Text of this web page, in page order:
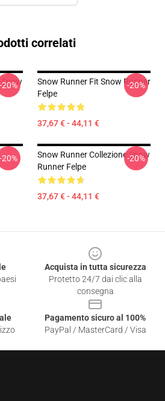
correlati
-20%
Snow Runner Fit Snow Runner
Felpe
37,67 € - 44,11 €
-20%
-20%
Snow Runner Collezione Snow
Runner Felpe
37,67 € - 44,11 €
-20%
Acquista in tutta sicurezza
Protetto 24/7 dai clic alla
consegna
Pagamento sicuro al 100%
PayPal / MasterCard / Visa